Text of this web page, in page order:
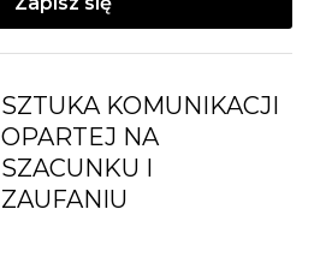
SZTUKA KOMUNIKACJI
OPARTEJ NA
SZACUNKU I
ZAUFANIU